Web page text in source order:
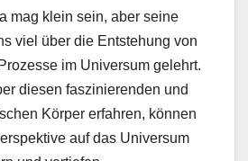
mag klein sein, aber seine
viel über die Entstehung von
im Universum gelehrt.
diesen faszinierenden und
Körper erfahren, können
auf das Universum